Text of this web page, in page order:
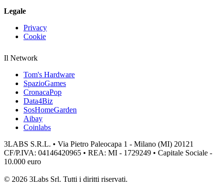
Legale
Privacy
Cookie
Il Network
Tom's Hardware
SpazioGames
CronacaPop
Data4Biz
SosHomeGarden
Aibay
Coinlabs
3LABS S.R.L. • Via Pietro Paleocapa 1 - Milano (MI) 20121
CF/P.IVA: 04146420965 • REA: MI - 1729249 • Capitale Sociale -
10.000 euro
© 2026 3Labs Srl. Tutti i diritti riservati.